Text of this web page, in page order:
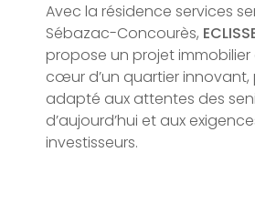
Avec la résidence services
Sébazac-Concourès,
propose un projet immobilier
cœur d’un quartier
adapté aux attentes des
d’aujourd’hui et aux
investisseurs.